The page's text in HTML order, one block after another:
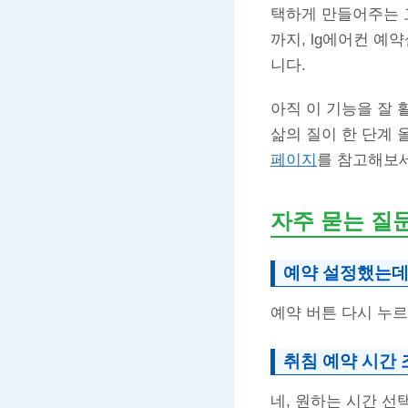
택하게 만들어주는
까지, lg에어컨 예
니다.
아직 이 기능을 잘
삶의 질이 한 단계
페이지 를 참고해보
자주 묻는 질
예약 설정했는
예약 버튼 다시 누
취침 예약 시간
네, 원하는 시간 선